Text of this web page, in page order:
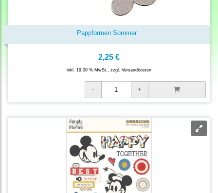
Pappformen Sommer
2,25 €
inkl. 19,00 % MwSt., zzgl. Versandkosten